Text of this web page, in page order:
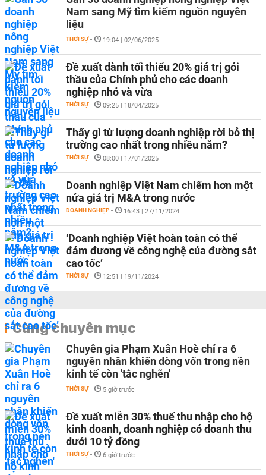
Nam sang Mỹ tìm kiếm nguồn nguyên
liệu
THỜI SỰ - 19:04 | 02/06/2025
Đề xuất dành tối thiểu 20% giá trị gói
thầu của Chính phủ cho các doanh
nghiệp nhỏ và vừa
THỜI SỰ - 09:25 | 18/04/2025
Thấy gì từ lượng doanh nghiệp rời bỏ thị
trường cao nhất trong nhiều năm?
THỜI SỰ - 08:00 | 17/01/2025
Doanh nghiệp Việt Nam chiếm hơn một
nửa giá trị M&A trong nước
DOANH NGHIỆP - 16:43 | 27/11/2024
‘Doanh nghiệp Việt hoàn toàn có thể
đảm đương về công nghệ của đường sắt
cao tốc’
THỜI SỰ - 12:51 | 19/11/2024
Cùng chuyên mục
Chuyên gia Phạm Xuân Hoè chỉ ra 6
nguyên nhân khiến dòng vốn trong nền
kinh tế còn 'tắc nghẽn'
THỜI SỰ - 5 giờ trước
Đề xuất miễn 30% thuế thu nhập cho hộ
kinh doanh, doanh nghiệp có doanh thu
dưới 10 tỷ đồng
THỜI SỰ - 6 giờ trước